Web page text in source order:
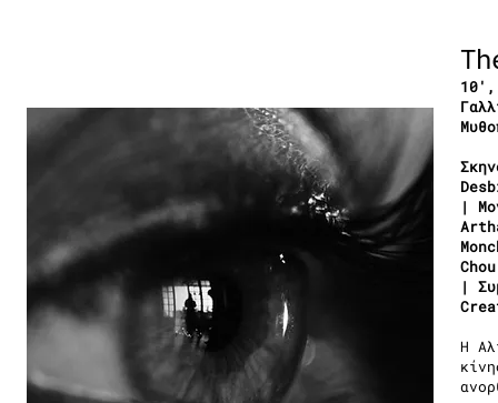
|
|
Η